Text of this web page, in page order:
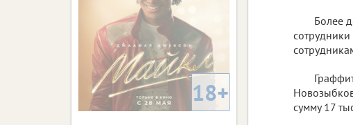
Более
сумму 17
18+